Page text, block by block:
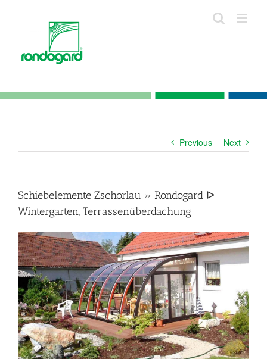
Previous Next
Schiebelemente Zschorlau » Rondogard ᐅ
Wintergarten, Terrassenüberdachung